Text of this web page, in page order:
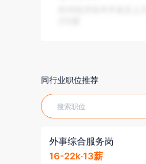
同行业职位推荐
外事综合服务岗
16-22k·13薪